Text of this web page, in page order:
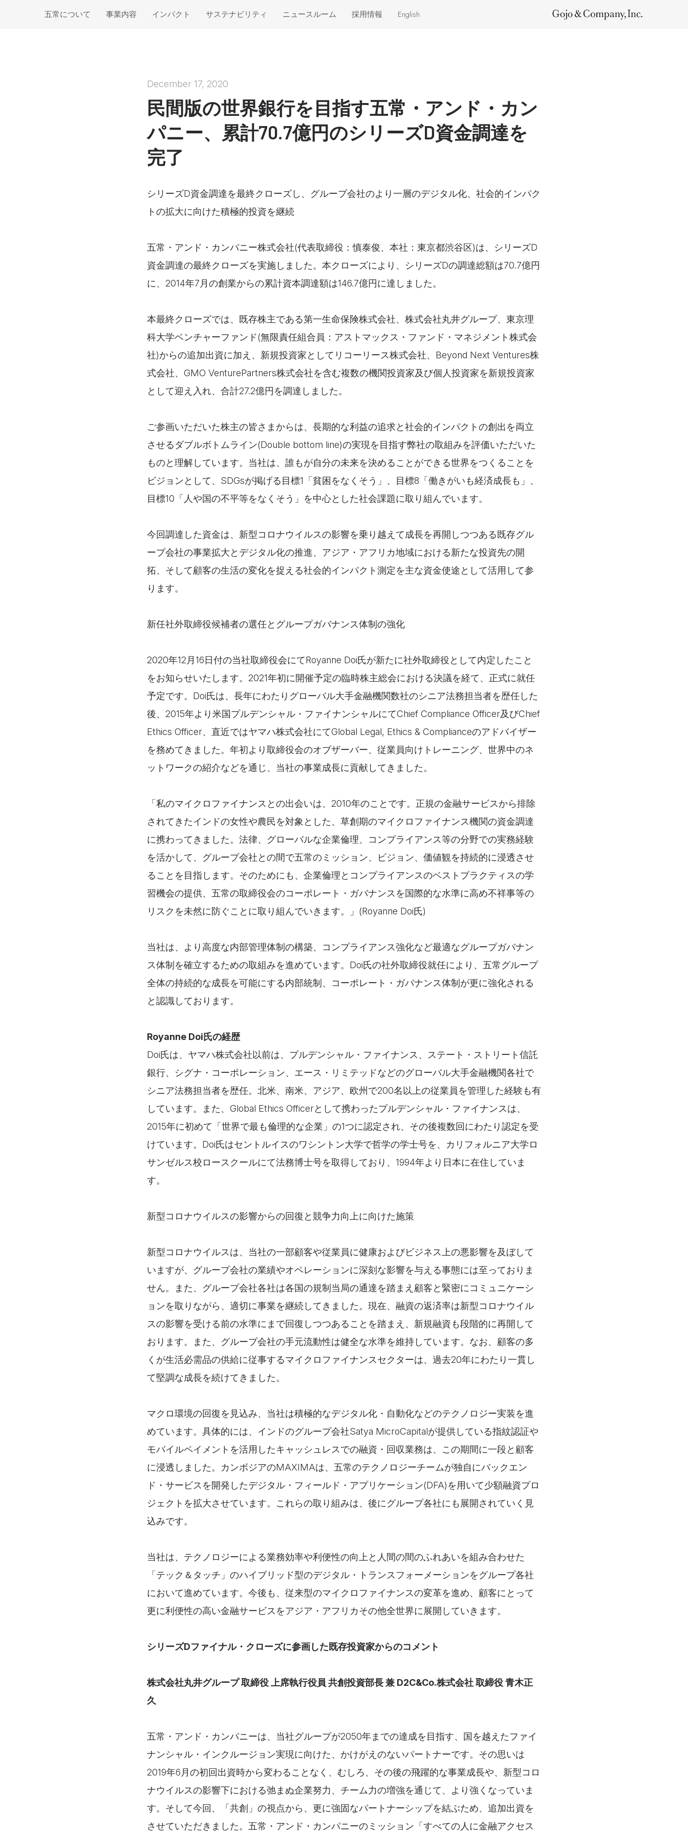
五常について 事業内容 インパクト
取り組み
イノベーション
現場の声
サステナビリティ
外部からの評価
ニュースルーム
ブログ
動画
採用情報 English
December 17, 2020
民間版の世界銀行を目指す五常・アンド・カン
パニー、累計70.7億円のシリーズD資金調達を
完了
シリーズD資金調達を最終クローズし、グループ会社のより一層のデジタル化、社会的インパク
トの拡大に向けた積極的投資を継続
五常・アンド・カンパニー株式会社(代表取締役：慎泰俊、本社：東京都渋谷区)は、シリーズD
資金調達の最終クローズを実施しました。本クローズにより、シリーズDの調達総額は70.7億円
に、2014年7月の創業からの累計資本調達額は146.7億円に達しました。
本最終クローズでは、既存株主である第一生命保険株式会社、株式会社丸井グループ、東京理
科大学ベンチャーファンド(無限責任組合員：アストマックス・ファンド・マネジメント株式会
社)からの追加出資に加え、新規投資家としてリコーリース株式会社、Beyond Next Ventures株
式会社、GMO VenturePartners株式会社を含む複数の機関投資家及び個人投資家を新規投資家
として迎え入れ、合計27.2億円を調達しました。
ご参画いただいた株主の皆さまからは、長期的な利益の追求と社会的インパクトの創出を両立
させるダブルボトムライン(Double bottom line)の実現を目指す弊社の取組みを評価いただいた
ものと理解しています。当社は、誰もが自分の未来を決めることができる世界をつくることを
ビジョンとして、SDGsが掲げる目標1「貧困をなくそう」、目標8「働きがいも経済成長も」、
目標10「人や国の不平等をなくそう」を中心とした社会課題に取り組んでいます。
今回調達した資金は、新型コロナウイルスの影響を乗り越えて成長を再開しつつある既存グル
ープ会社の事業拡大とデジタル化の推進、アジア・アフリカ地域における新たな投資先の開
拓、そして顧客の生活の変化を捉える社会的インパクト測定を主な資金使途として活用して参
ります。
新任社外取締役候補者の選任とグループガバナンス体制の強化
2020年12月16日付の当社取締役会にてRoyanne Doi氏が新たに社外取締役として内定したこと
をお知らせいたします。2021年初に開催予定の臨時株主総会における決議を経て、正式に就任
予定です。Doi氏は、長年にわたりグローバル大手金融機関数社のシニア法務担当者を歴任した
後、2015年より米国プルデンシャル・ファイナンシャルにてChief Compliance Officer及びChief
Ethics Officer、直近ではヤマハ株式会社にてGlobal Legal, Ethics & Complianceのアドバイザー
を務めてきました。年初より取締役会のオブザーバー、従業員向けトレーニング、世界中のネ
ットワークの紹介などを通じ、当社の事業成長に貢献してきました。
「私のマイクロファイナンスとの出会いは、2010年のことです。正規の金融サービスから排除
されてきたインドの女性や農民を対象とした、草創期のマイクロファイナンス機関の資金調達
に携わってきました。法律、グローバルな企業倫理、コンプライアンス等の分野での実務経験
を活かして、グループ会社との間で五常のミッション、ビジョン、価値観を持続的に浸透させ
ることを目指します。そのためにも、企業倫理とコンプライアンスのベストプラクティスの学
習機会の提供、五常の取締役会のコーポレート・ガバナンスを国際的な水準に高め不祥事等の
リスクを未然に防ぐことに取り組んでいきます。」(Royanne Doi氏)
当社は、より高度な内部管理体制の構築、コンプライアンス強化など最適なグループガバナン
ス体制を確立するための取組みを進めています。Doi氏の社外取締役就任により、五常グループ
全体の持続的な成長を可能にする内部統制、コーポレート・ガバナンス体制が更に強化される
と認識しております。
Royanne Doi氏の経歴
Doi氏は、ヤマハ株式会社以前は、プルデンシャル・ファイナンス、ステート・ストリート信託
銀行、シグナ・コーポレーション、エース・リミテッドなどのグローバル大手金融機関各社で
シニア法務担当者を歴任。北米、南米、アジア、欧州で200名以上の従業員を管理した経験も有
しています。また、Global Ethics Officerとして携わったプルデンシャル・ファイナンスは、
2015年に初めて「世界で最も倫理的な企業」の1つに認定され、その後複数回にわたり認定を受
けています。Doi氏はセントルイスのワシントン大学で哲学の学士号を、カリフォルニア大学ロ
サンゼルス校ロースクールにて法務博士号を取得しており、1994年より日本に在住していま
す。
新型コロナウイルスの影響からの回復と競争力向上に向けた施策
新型コロナウイルスは、当社の一部顧客や従業員に健康およびビジネス上の悪影響を及ぼして
いますが、グループ会社の業績やオペレーションに深刻な影響を与える事態には至っておりま
せん。また、グループ会社各社は各国の規制当局の通達を踏まえ顧客と緊密にコミュニケーシ
ョンを取りながら、適切に事業を継続してきました。現在、融資の返済率は新型コロナウイル
スの影響を受ける前の水準にまで回復しつつあることを踏まえ、新規融資も段階的に再開して
おります。また、グループ会社の手元流動性は健全な水準を維持しています。なお、顧客の多
くが生活必需品の供給に従事するマイクロファイナンスセクターは、過去20年にわたり一貫し
て堅調な成長を続けてきました。
マクロ環境の回復を見込み、当社は積極的なデジタル化・自動化などのテクノロジー実装を進
めています。具体的には、インドのグループ会社Satya MicroCapitalが提供している指紋認証や
モバイルペイメントを活用したキャッシュレスでの融資・回収業務は、この期間に一段と顧客
に浸透しました。カンボジアのMAXIMAは、五常のテクノロジーチームが独自にバックエン
ド・サービスを開発したデジタル・フィールド・アプリケーション(DFA)を用いて少額融資プロ
ジェクトを拡大させています。これらの取り組みは、後にグループ各社にも展開されていく見
込みです。
当社は、テクノロジーによる業務効率や利便性の向上と人間の間のふれあいを組み合わせた
「テック＆タッチ」のハイブリッド型のデジタル・トランスフォーメーションをグループ各社
において進めています。今後も、従来型のマイクロファイナンスの変革を進め、顧客にとって
更に利便性の高い金融サービスをアジア・アフリカその他全世界に展開していきます。
シリーズDファイナル・クローズに参画した既存投資家からのコメント
株式会社丸井グループ 取締役 上席執行役員 共創投資部長 兼 D2C&Co.株式会社 取締役 青木正
久
五常・アンド・カンパニーは、当社グループが2050年までの達成を目指す、国を越えたファイ
ナンシャル・インクルージョン実現に向けた、かけがえのないパートナーです。その思いは
2019年6月の初回出資時から変わることなく、むしろ、その後の飛躍的な事業成長や、新型コロ
ナウイルスの影響下における弛まぬ企業努力、チーム力の増強を通じて、より強くなっていま
す。そして今回、「共創」の視点から、更に強固なパートナーシップを結ぶため、追加出資を
させていただきました。五常・アンド・カンパニーのミッション「すべての人に金融アクセス